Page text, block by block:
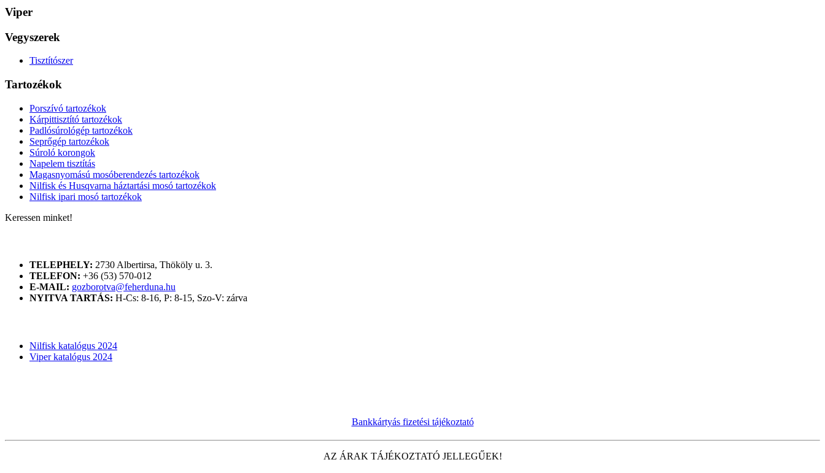
Viper
Vegyszerek
Tisztítószer
Tartozékok
Porszívó tartozékok
Kárpittisztító tartozékok
Padlósúrológép tartozékok
Seprőgép tartozékok
Súroló korongok
Napelem tisztítás
Magasnyomású mosóberendezés tartozékok
Nilfisk és Husqvarna háztartási mosó tartozékok
Nilfisk ipari mosó tartozékok
Keressen minket!
TELEPHELY: 2730 Albertirsa, Thököly u. 3.
TELEFON: +36 (53) 570-012
E-MAIL: gozborotva@feherduna.hu
NYITVA TARTÁS: H-Cs: 8-16, P: 8-15, Szo-V: zárva
Nilfisk katalógus 2024
Viper katalógus 2024
Bankkártyás fizetési tájékoztató
AZ ÁRAK TÁJÉKOZTATÓ JELLEGŰEK!